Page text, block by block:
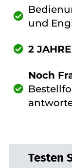
und
2
Noch
Testen